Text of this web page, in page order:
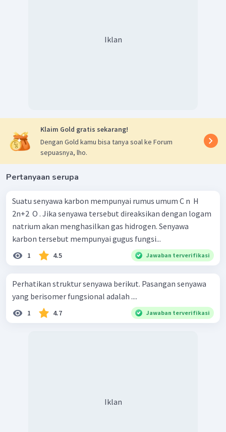
Iklan
Klaim Gold gratis sekarang!
Dengan Gold kamu bisa tanya soal ke Forum
sepuasnya, lho.
Pertanyaan serupa
Suatu senyawa karbon mempunyai rumus umum C n ​ H
2n+2 ​ O . Jika senyawa tersebut direaksikan dengan logam
natrium akan menghasilkan gas hidrogen. Senyawa
karbon tersebut mempunyai gugus fungsi...
1 4.5 Jawaban terverifikasi
Perhatikan struktur senyawa berikut. Pasangan senyawa
yang berisomer fungsional adalah ....
1 4.7 Jawaban terverifikasi
Iklan